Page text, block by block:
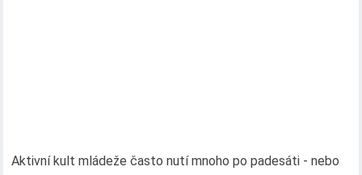
Aktivní kult mládeže často nutí mnoho po padesáti - nebo